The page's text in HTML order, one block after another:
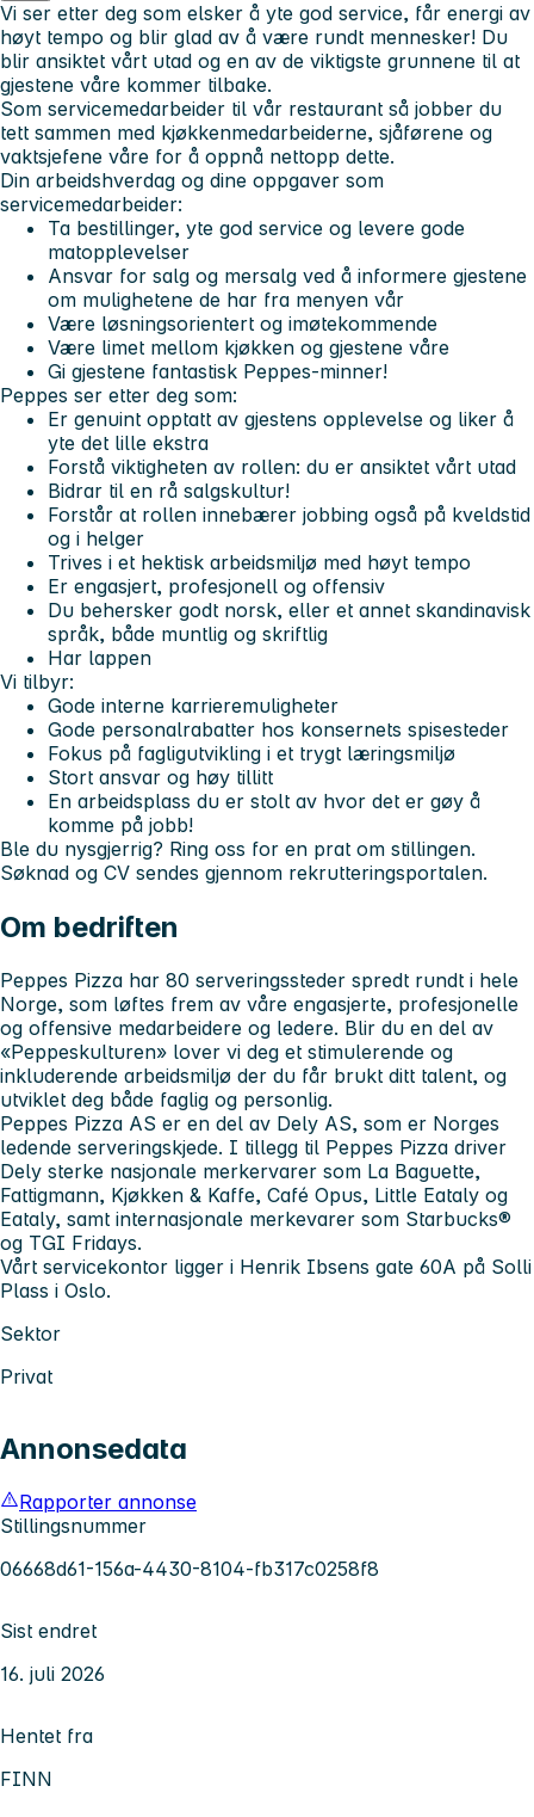
Vi ser etter deg som elsker å yte god service, får energi av
høyt tempo og blir glad av å være rundt mennesker! Du
blir ansiktet vårt utad og en av de viktigste grunnene til at
gjestene våre kommer tilbake.
Som servicemedarbeider til vår restaurant så jobber du
tett sammen med kjøkkenmedarbeiderne, sjåførene og
vaktsjefene våre for å oppnå nettopp dette.
Din arbeidshverdag og dine oppgaver som
servicemedarbeider:
Ta bestillinger, yte god service og levere gode
matopplevelser
Ansvar for salg og mersalg ved å informere gjestene
om mulighetene de har fra menyen vår
Være løsningsorientert og imøtekommende
Være limet mellom kjøkken og gjestene våre
Gi gjestene fantastisk Peppes-minner!
Peppes ser etter deg som:
Er genuint opptatt av gjestens opplevelse og liker å
yte det lille ekstra
Forstå viktigheten av rollen: du er ansiktet vårt utad
Bidrar til en rå salgskultur!
Forstår at rollen innebærer jobbing også på kveldstid
og i helger
Trives i et hektisk arbeidsmiljø med høyt tempo
Er engasjert, profesjonell og offensiv
Du behersker godt norsk, eller et annet skandinavisk
språk, både muntlig og skriftlig
Har lappen
Vi tilbyr:
Gode interne karrieremuligheter
Gode personalrabatter hos konsernets spisesteder
Fokus på fagligutvikling i et trygt læringsmiljø
Stort ansvar og høy tillitt
En arbeidsplass du er stolt av hvor det er gøy å
komme på jobb!
Ble du nysgjerrig? Ring oss for en prat om stillingen.
Søknad og CV sendes gjennom rekrutteringsportalen.
Om bedriften
Peppes Pizza har 80 serveringssteder spredt rundt i hele
Norge, som løftes frem av våre engasjerte, profesjonelle
og offensive medarbeidere og ledere. Blir du en del av
«Peppeskulturen» lover vi deg et stimulerende og
inkluderende arbeidsmiljø der du får brukt ditt talent, og
utviklet deg både faglig og personlig.
Peppes Pizza AS er en del av Dely AS, som er Norges
ledende serveringskjede. I tillegg til Peppes Pizza driver
Dely sterke nasjonale merkervarer som La Baguette,
Fattigmann, Kjøkken & Kaffe, Café Opus, Little Eataly og
Eataly, samt internasjonale merkevarer som Starbucks®
og TGI Fridays.
Vårt servicekontor ligger i Henrik Ibsens gate 60A på Solli
Plass i Oslo.
Sektor
Privat
Annonsedata
Rapporter annonse
Stillingsnummer
06668d61-156a-4430-8104-fb317c0258f8
Sist endret
16. juli 2026
Hentet fra
FINN